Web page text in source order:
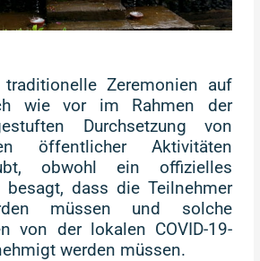
Zeremonien auf
wie vor im Rahmen der
Durchsetzung von
öffentlicher Aktivitäten
obwohl ein offizielles
besagt, dass die Teilnehmer
müssen und solche
von der lokalen COVID-19-
werden müssen.